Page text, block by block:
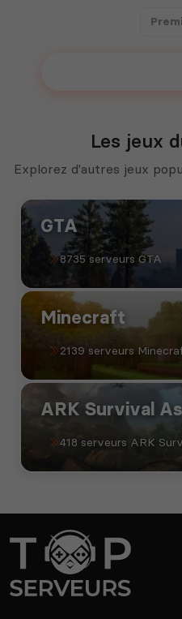
Les jeux
Explorez d'autres jeux
GTA
8735 serveurs GTA
Minecraft
2139 serveurs
ARK Survival
418 serveurs ARK